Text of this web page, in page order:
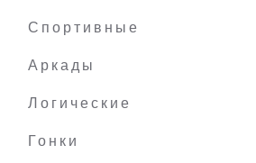
Спортивные
Аркады
Логические
Гонки